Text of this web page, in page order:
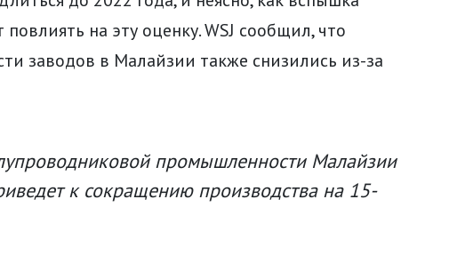
на эту оценку. WSJ сообщил, что
заводов в Малайзии также снизились из-за
промышленности Малайзии
к сокращению производства на 15-